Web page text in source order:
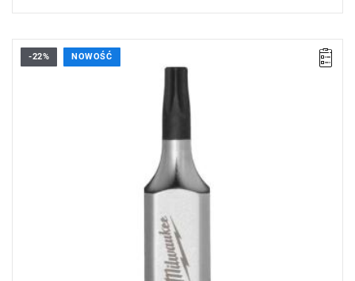
-22% NOWOŚĆ